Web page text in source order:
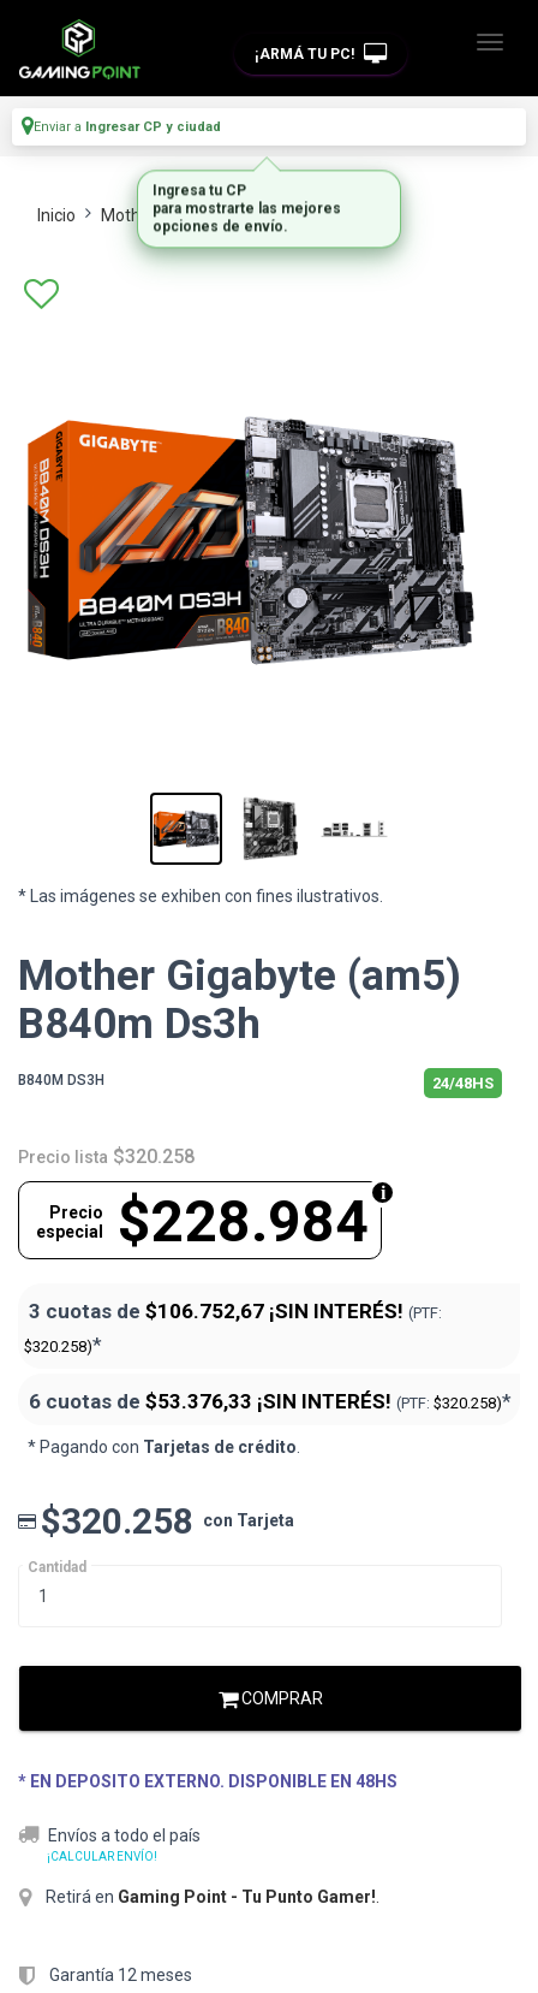
¡ARMÁ TU PC!
Enviar a Ingresar CP y ciudad
Inicio Motherboards Intel Y Amd
* Las imágenes se exhiben con fines ilustrativos.
Mother Gigabyte (am5)
B840m Ds3h
B840M DS3H 24/48HS
Precio lista $320.258
$228.984
Precio
especial
3 cuotas de $106.752,67 ¡SIN INTERÉS! (PTF:
$320.258)*
6 cuotas de $53.376,33 ¡SIN INTERÉS! (PTF: $320.258)*
* Pagando con Tarjetas de crédito.
$320.258 con Tarjeta
Cantidad
COMPRAR
* EN DEPOSITO EXTERNO. DISPONIBLE EN 48HS
Envíos a todo el país
¡CALCULAR ENVÍO!
Retirá en Gaming Point - Tu Punto Gamer!
Garantía 12 meses